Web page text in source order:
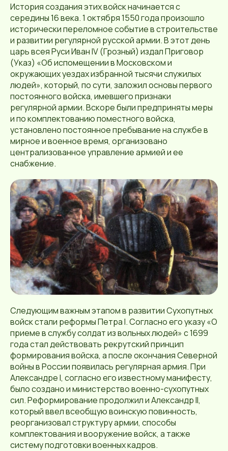
История создания этих войск начинается с
середины 16 века. 1 октября 1550 года произошло
исторически переломное событие в строительстве
и развитии регулярной русской армии. В этот день
царь всея Руси Иван IV (Грозный) издал Приговор
(Указ) «Об испомещении в Московском и
окружающих уездах избранной тысячи служилых
людей», который, по сути, заложил основы первого
постоянного войска, имевшего признаки
регулярной армии. Вскоре были предприняты меры
и по комплектованию поместного войска,
установлено постоянное пребывание на службе в
мирное и военное время, организовано
централизованное управление армией и ее
снабжение.
Следующим важным этапом в развитии Сухопутных
войск стали реформы Петра I. Согласно его указу «О
приеме в службу солдат из вольных людей» с 1699
года стал действовать рекрутский принцип
формирования войска, а после окончания Северной
войны в России появилась регулярная армия. При
Александре I, согласно его известному манифесту,
было создано и министерство военно-сухопутных
сил. Реформирование продолжил и Александр II,
который ввел всеобщую воинскую повинность,
реорганизовал структуру армии, способы
комплектования и вооружение войск, а также
систему подготовки военных кадров.